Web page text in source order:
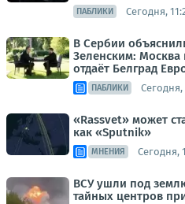
ПАБЛИКИ Сегодня,
В Сербии
Зеленским: Москва
отдаёт Белград
ПАБЛИКИ Сегодня,
«Rassvet» может
как «Sputnik»
МНЕНИЯ Сегодня,
ВСУ ушли под
тайных центров